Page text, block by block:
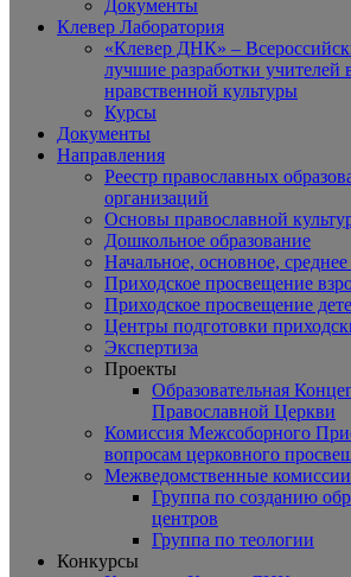
Документы
Клевер Лаборатория
«Клевер ДНК» –
лучшие разработки учителей
нравственной культуры
Курсы
Документы
Направления
Реестр православных
организаций
Основы православной
Дошкольное образование
Начальное, основное,
Приходское просвещение
Приходское просвещение
Центры подготовки
Экспертиза
Проекты
Образовательная
Православной Церкви
Комиссия Межсоборного
вопросам церковного
Межведомственные комиссии
Группа по созданию
центров
Группа по теологии
Конкурсы